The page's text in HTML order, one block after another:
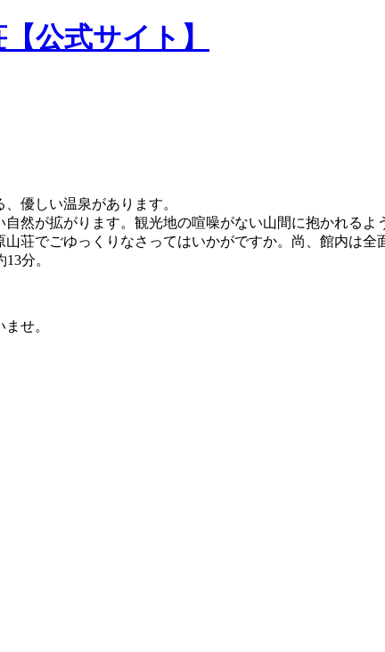
公式サイト】
優しい温泉があります。
然が拡がります。観光地の喧噪がない山間に抱かれるよ
荘でごゆっくりなさってはいかがですか。尚、館内は全
分。
せ。